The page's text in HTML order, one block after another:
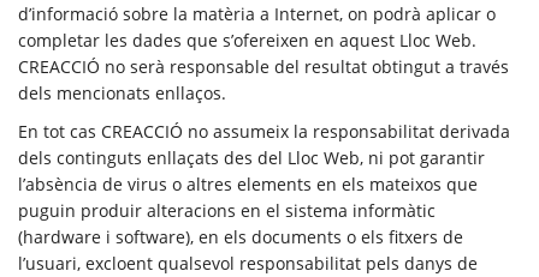
d’informació sobre la matèria a Internet, on podrà aplicar o
completar les dades que s’ofereixen en aquest Lloc Web.
CREACCIÓ no serà responsable del resultat obtingut a través
dels mencionats enllaços.
En tot cas CREACCIÓ no assumeix la responsabilitat derivada
dels continguts enllaçats des del Lloc Web, ni pot garantir
l’absència de virus o altres elements en els mateixos que
puguin produir alteracions en el sistema informàtic
(hardware i software), en els documents o els fitxers de
l’usuari, excloent qualsevol responsabilitat pels danys de